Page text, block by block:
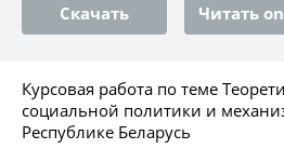
Скачать Читать
Курсовая работа по теме
социальной политики и
Республике Беларусь